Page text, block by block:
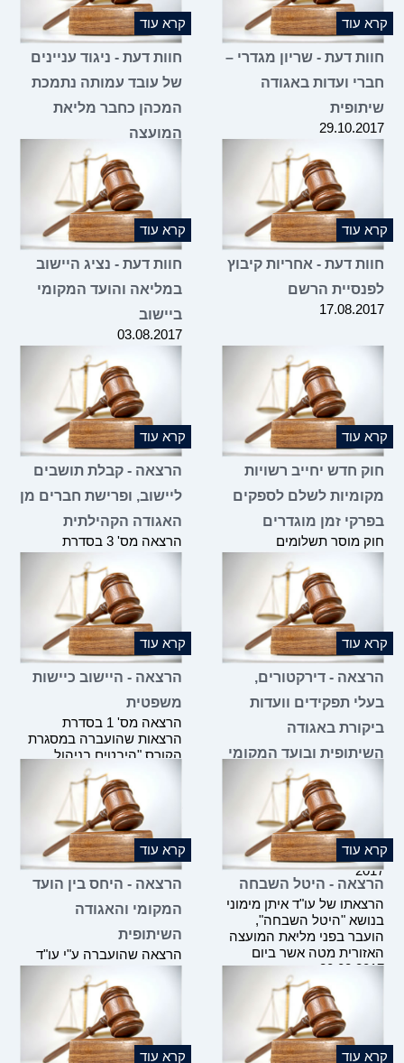
קרא עוד
חוות דעת - שריון מגדרי –
חברי ועדות באגודה
שיתופית
29.10.2017
קרא עוד
חוות דעת - ניגוד עניינים
של עובד עמותה נתמכת
המכהן כחבר מליאת
המועצה
קרא עוד
חוות דעת - אחריות קיבוץ
לפנסיית הרשם
17.08.2017
קרא עוד
חוות דעת - נציג היישוב
במליאה והועד המקומי
ביישוב
03.08.2017
קרא עוד
חוק חדש יחייב רשויות
מקומיות לשלם לספקים
בפרקי זמן מוגדרים
חוק מוסר תשלומים
תשע"ז-2017, והשלכותיו על
רשויות מקומיות
קרא עוד
הרצאה - קבלת תושבים
ליישוב, ופרישת חברים מן
האגודה הקהילתית
הרצאה מס' 3 בסדרת
ההרצאות שהועברה
במסגרת הקורס "היבטים
בניהול היישוב הכפרי", אשר
הועבר ע"י משרדנו בשיתוף
תנועת אור ומשרד הכלכלה
במרץ 2017
קרא עוד
הרצאה - דירקטורים,
בעלי תפקידים וועדות
ביקורת באגודה
השיתופית ובועד המקומי
הרצאה מס' 2 בסדרת
הרצאות שהועברה במסגרת
הקורס "היבטים בניהול
היישוב הכפרי", אשר הועבר
ע"י משרדנו בשיתוף תנועת
אור ומשרד הכלכלה במרץ
2017
קרא עוד
הרצאה - היישוב כיישות
משפטית
הרצאה מס' 1 בסדרת
הרצאות שהועברה במסגרת
הקורס "היבטים בניהול
היישוב הכפרי", אשר הועבר
ע"י משרדנו בשיתוף תנועת
אור ומשרד הכלכלה במרץ
קרא עוד
הרצאה - היטל השבחה
הרצאתו של עו"ד איתן מימוני
בנושא "היטל השבחה",
הועבר בפני מליאת המועצה
האזורית מטה אשר ביום
20.02.2017
קרא עוד
הרצאה - היחס בין הועד
המקומי והאגודה
השיתופית
הרצאה שהועברה ע"י עו"ד
תומר טבק בינואר 2017
לעובדי האגף לאיגוד שיתופי
במסגרת יום עיון למשרד
רשם האגודות השיתופיות
קרא עוד קרא עוד